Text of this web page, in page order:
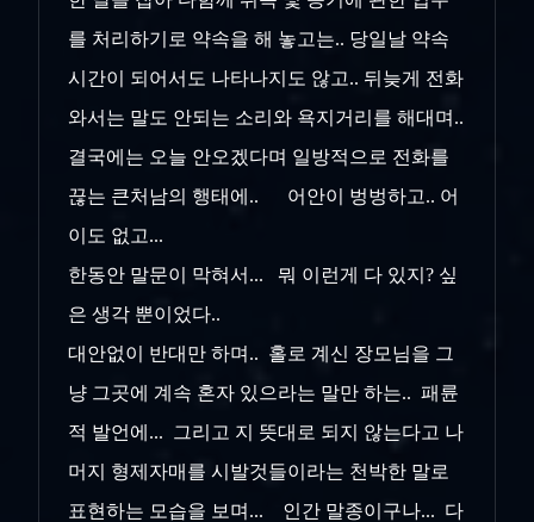
를 처리하기로 약속을 해 놓고는.. 당일날 약속
시간이 되어서도 나타나지도 않고.. 뒤늦게 전화
와서는 말도 안되는 소리와 욕지거리를 해대며..
결국에는 오늘 안오겠다며 일방적으로 전화를
끊는 큰처남의 행태에.. 어안이 벙벙하고.. 어
이도 없고...
한동안 말문이 막혀서... 뭐 이런게 다 있지? 싶
은 생각 뿐이었다..
대안없이 반대만 하며.. 홀로 계신 장모님을 그
냥 그곳에 계속 혼자 있으라는 말만 하는.. 패륜
적 발언에... 그리고 지 뜻대로 되지 않는다고 나
머지 형제자매를 시발것들이라는 천박한 말로
표현하는 모습을 보며... 인간 말종이구나... 다